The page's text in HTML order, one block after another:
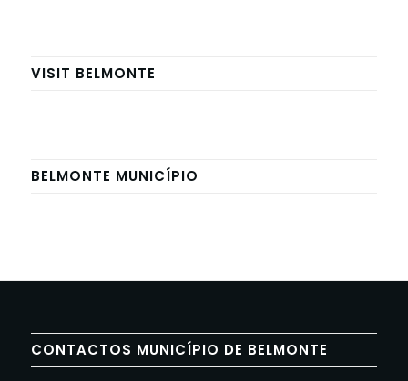
VISIT BELMONTE
BELMONTE MUNICÍPIO
CONTACTOS MUNICÍPIO DE BELMONTE